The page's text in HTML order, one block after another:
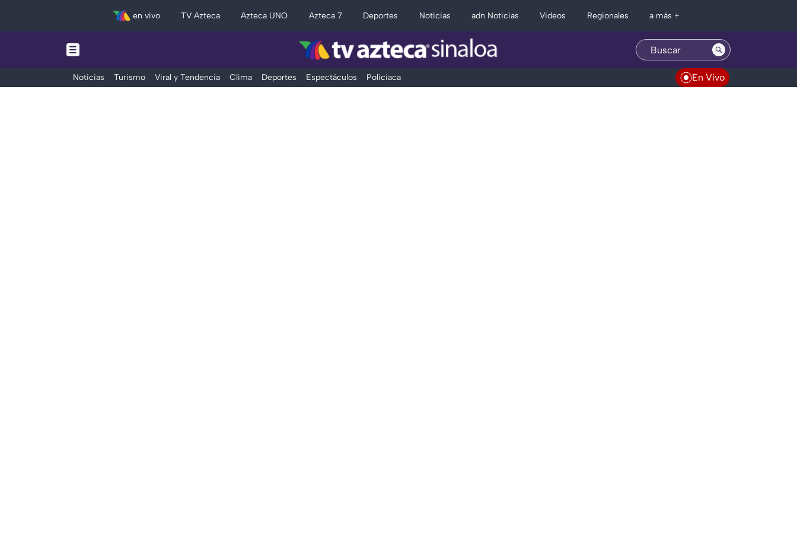
en vivo TV Azteca Azteca UNO Azteca 7 Deportes Noticias adn Noticias Videos Regionales a más +
Noticias Turismo Viral y Tendencia Clima Deportes Espectáculos Policiaca En Vivo